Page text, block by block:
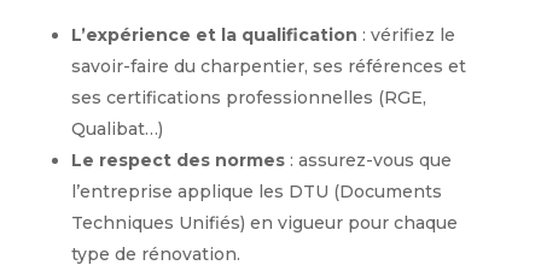
L’expérience et la qualification : vérifiez le
savoir-faire du charpentier, ses références et
ses certifications professionnelles (RGE,
Qualibat…)
Le respect des normes: assurez-vous que
l’entreprise applique les DTU (Documents
Techniques Unifiés) en vigueur pour chaque
type de rénovation.